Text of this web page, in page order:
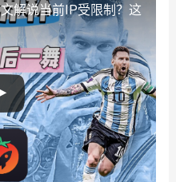
解说当前IP受限制？这